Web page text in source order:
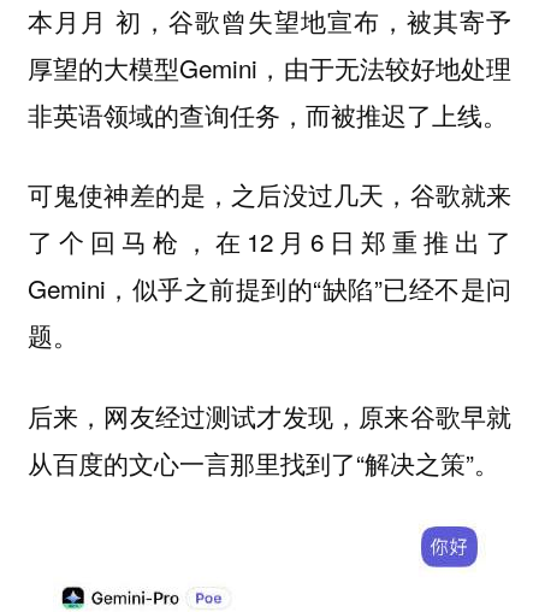
本月月 初，谷歌曾失望地宣布，被其寄予
厚望的大模型Gemini，由于无法较好地处理
非英语领域的查询任务，而被推迟了上线。
可鬼使神差的是，之后没过几天，谷歌就来
了个回马枪，在12月6日郑重推出了
Gemini，似乎之前提到的“缺陷”已经不是问
题。
后来，网友经过测试才发现，原来谷歌早就
从百度的文心一言那里找到了“解决之策”。